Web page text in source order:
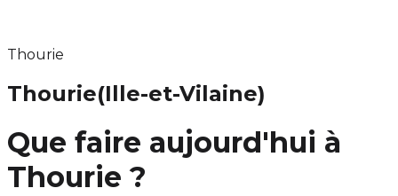
Thourie
Thourie(Ille-et-Vilaine)
Que faire aujourd'hui à
Thourie ?